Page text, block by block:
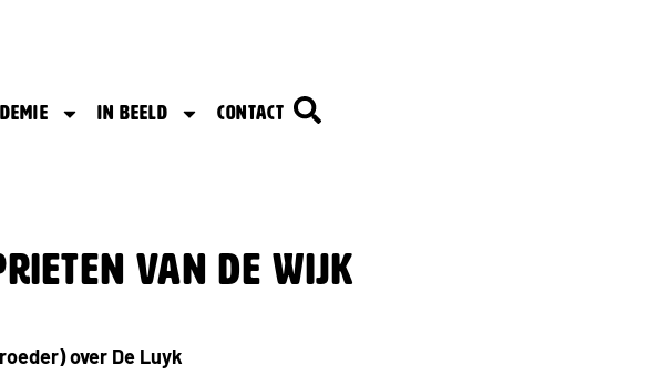
In beeld Contact
van de wijk
over De Luyk